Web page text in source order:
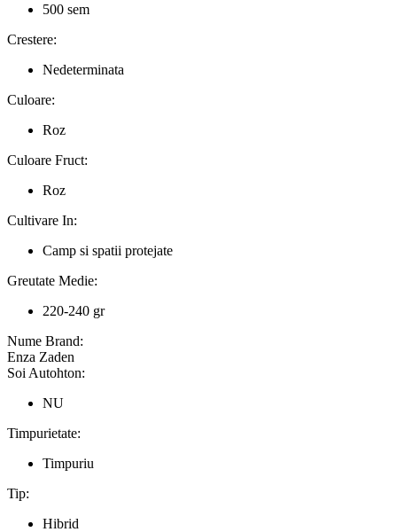
500 sem
Crestere:
Nedeterminata
Culoare:
Roz
Culoare Fruct:
Roz
Cultivare In:
Camp si spatii protejate
Greutate Medie:
220-240 gr
Nume Brand:
Enza Zaden
Soi Autohton:
NU
Timpurietate:
Timpuriu
Tip:
Hibrid